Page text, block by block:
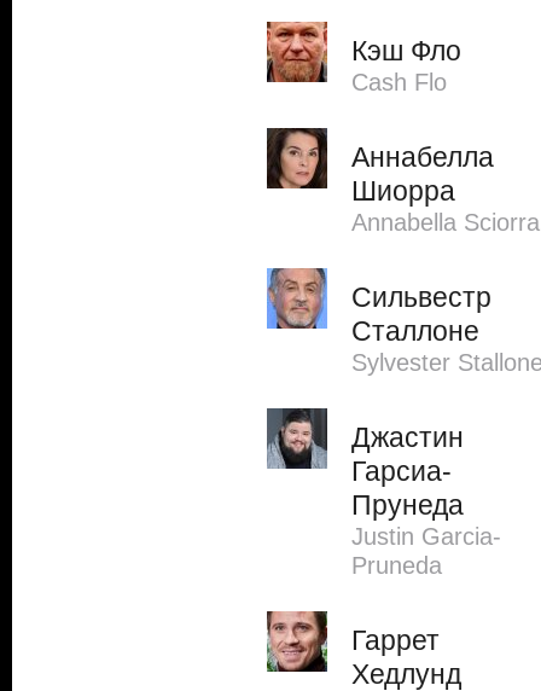
Кэш Фло
Cash Flo
Аннабелла
Шиорра
Annabella Sciorra
Сильвестр
Сталлоне
Sylvester
Джастин
Гарсиа-
Прунеда
Justin Garcia-
Pruneda
Гаррет
Хедлунд